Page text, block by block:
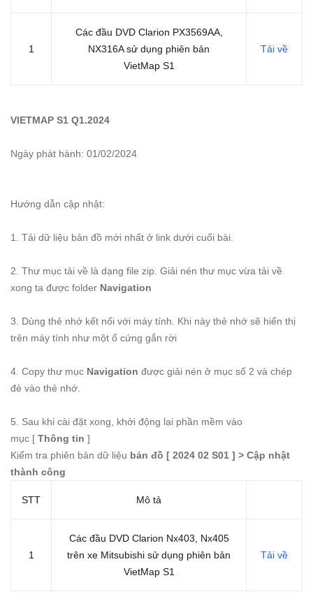
1
Các đầu DVD Clarion PX3569AA,
NX316A sử dụng phiên bản
VietMap S1
Tải về
VIETMAP S1 Q1.2024
Ngày phát hành: 01/02/2024
Hướng dẫn cập nhật:
1. Tải dữ liệu bản đồ mới nhất ở link dưới cuối bài.
2. Thư mục tải về là dạng file zip. Giải nén thư mục vừa tải về
xong ta được folder Navigation
3. Dùng thẻ nhớ kết nối với máy tính. Khi này thẻ nhớ sẽ hiển thị
trên máy tính như một ổ cứng gắn rời
4. Copy thư mục Navigation được giải nén ở mục số 2 và chép
đè vào thẻ nhớ.
5. Sau khi cài đặt xong, khởi động lại phần mềm vào
mục [ Thông tin ]
Kiểm tra phiên bản dữ liệu bản đồ [ 2024 02 S01 ] > Cập nhật
thành công
STT Mô tả
1
Các đầu DVD Clarion Nx403, Nx405
trên xe Mitsubishi sử dụng phiên bản
VietMap S1
Tải về